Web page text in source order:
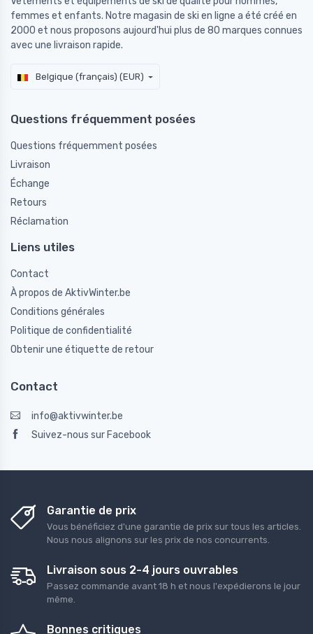
femmes et enfants. Notre magasin de ski en ligne a été créé en
2000 et nous proposons aujourd'hui plus de 80 marques connues
avec une livraison rapide.
Belgique (français) (EUR)
Questions fréquemment posées
Questions fréquemment posées
Livraison
Échange
Retours
Réclamation
Liens utiles
Contact
À propos de AktivWinter.be
Conditions générales
Politique de confidentialité
Obtenir une étiquette de retour
Contact
info@aktivwinter.be
Suivez-nous sur Facebook
Garantie de prix
Vous bénéficiez d'une garantie de prix sur tous les articles.
Nous nous alignons sur les prix de nos concurrents.
Livraison sous 2-4 jours ouvrables
Passez commande avant 18 h et nous l'expédierons le jour
même.
Bonnes critiques